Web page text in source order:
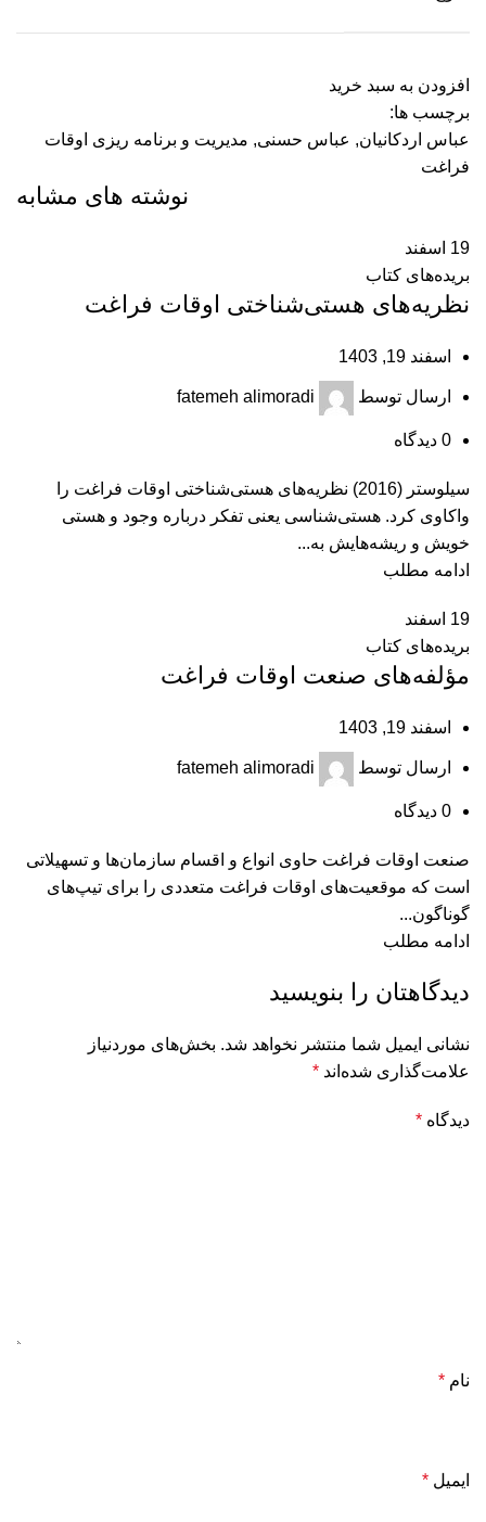
افزودن به سبد خرید
برچسب ها:
عباس اردکانیان, عباس حسنی, مدیریت و برنامه ریزی اوقات
فراغت
نوشته های مشابه
19 اسفند
بریده‌های کتاب
نظریه‌های هستی‌شناختی اوقات فراغت
اسفند 19, 1403
ارسال توسط fatemeh alimoradi
0 دیدگاه
سیلوستر (2016) نظریه‌های هستی‌شناختی اوقات فراغت را
واکاوی کرد. هستی‌شناسی یعنی تفکر درباره وجود و هستی
خویش و ریشه‌هایش به...
ادامه مطلب
19 اسفند
بریده‌های کتاب
مؤلفه‌های صنعت اوقات فراغت
اسفند 19, 1403
ارسال توسط fatemeh alimoradi
0 دیدگاه
صنعت اوقات فراغت حاوی انواع و اقسام سازمان‌ها و تسهیلاتی
است که موقعیت‌های اوقات فراغت متعددی را برای تیپ‌های
گوناگون...
ادامه مطلب
دیدگاهتان را بنویسید
نشانی ایمیل شما منتشر نخواهد شد. بخش‌های موردنیاز
علامت‌گذاری شده‌اند *
دیدگاه *
نام *
ایمیل *